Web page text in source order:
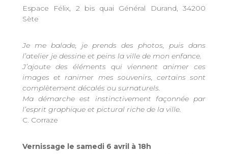
Espace Félix, 2 bis quai Général Durand, 34200
Sète
Je me balade, je prends des photos, puis dans
l’atelier je dessine et peins la ville de mon enfance.
J’ajoute des éléments qui viennent animer ces
images et ranimer mes souvenirs, certains sont
complètement décalés ou surnaturels.
Ma démarche est instinctivement façonnée par
l’esprit graphique et pictural riche de la ville.
C. Corraze
Vernissage le samedi 6 avril à 18h